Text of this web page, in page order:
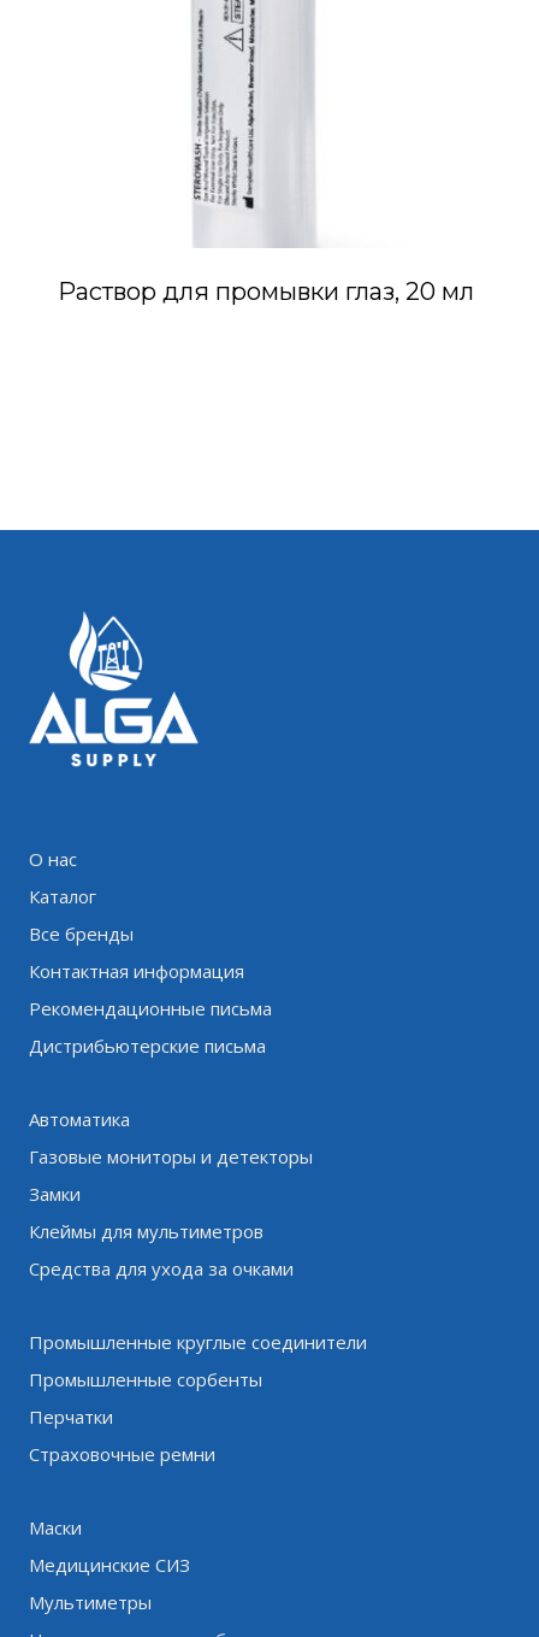
Раствор для промывки глаз, 20 мл
О нас
Каталог
Все бренды
Контактная информация
Рекомендационные письма
Дистрибьютерские письма
Автоматика
Газовые мониторы и детекторы
Замки
Клеймы для мультиметров
Средства для ухода за очками
Промышленные круглые соединители
Промышленные сорбенты
Перчатки
Страховочные ремни
Маски
Медицинские СИЗ
Мультиметры